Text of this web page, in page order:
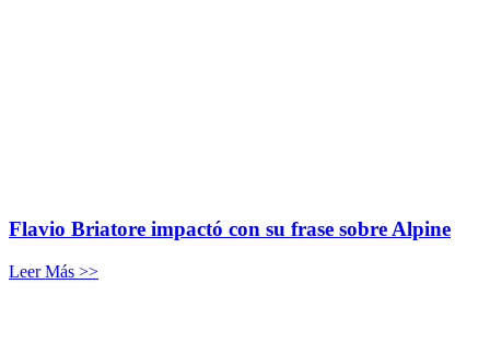
Flavio Briatore impactó con su frase sobre Alpine
Leer Más >>